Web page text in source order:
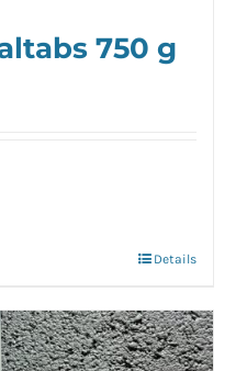
750 g
Details